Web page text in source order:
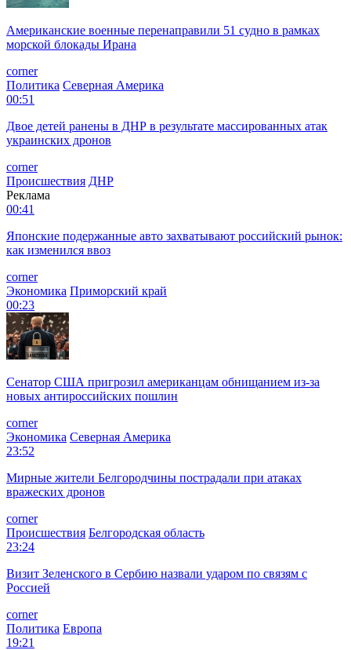
Американские военные перенаправили 51 судно в рамках
морской блокады Ирана
corner
Политика Северная Америка
00:51
Двое детей ранены в ДНР в результате массированных атак
украинских дронов
corner
Происшествия ДНР
Реклама
00:41
Японские подержанные авто захватывают российский рынок:
как изменился ввоз
corner
Экономика Приморский край
00:23
Сенатор США пригрозил американцам обнищанием из-за
новых антироссийских пошлин
corner
Экономика Северная Америка
23:52
Мирные жители Белгородчины пострадали при атаках
вражеских дронов
corner
Происшествия Белгородская область
23:24
Визит Зеленского в Сербию назвали ударом по связям с
Россией
corner
Политика Европа
19:21